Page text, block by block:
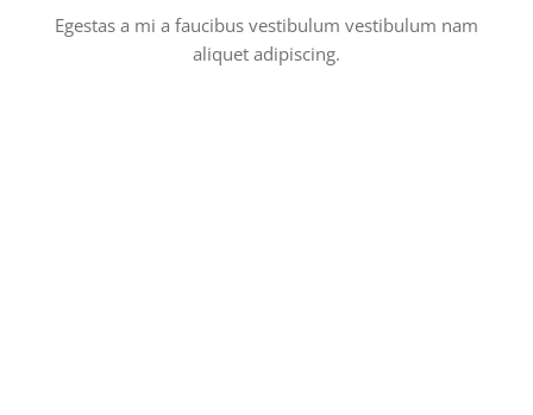
Egestas a mi a faucibus vestibulum vestibulum nam
aliquet adipiscing.